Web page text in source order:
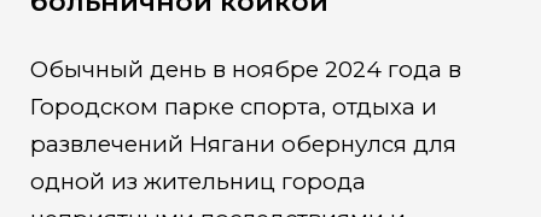
Обычный день в ноябре 2024 года в
Городском парке спорта, отдыха и
развлечений Нягани обернулся для
одной из жительниц города